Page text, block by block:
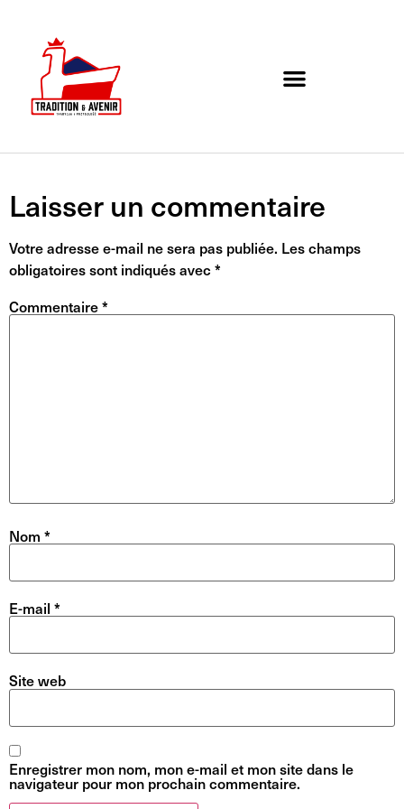
Laisser un commentaire
Votre adresse e-mail ne sera pas publiée. Les champs
obligatoires sont indiqués avec *
Commentaire*
Nom *
E-mail *
Site web
Enregistrer mon nom, mon e-mail et mon site dans le
navigateur pour mon prochain commentaire.